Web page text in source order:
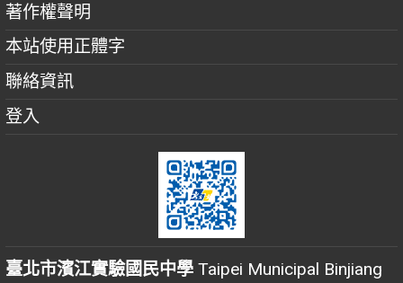
著作權聲明
本站使用正體字
聯絡資訊
登入
臺北市濱江實驗國民中學 Taipei Municipal Binjiang